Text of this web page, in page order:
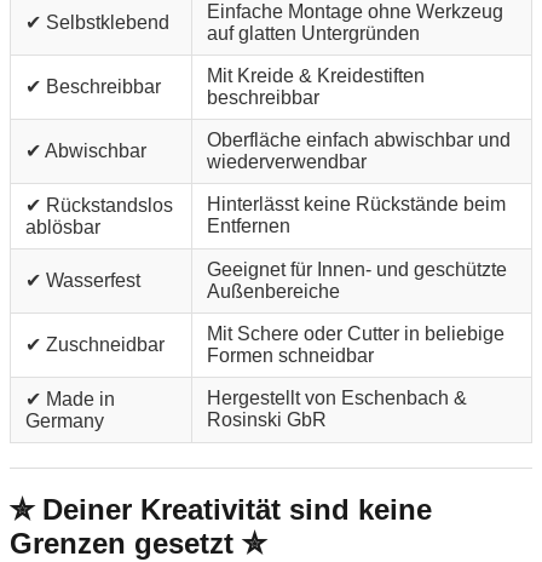
✔ Selbstklebend
Einfache Montage ohne Werkzeug
auf glatten Untergründen
✔ Beschreibbar
Mit Kreide & Kreidestiften
beschreibbar
✔ Abwischbar
Oberfläche einfach abwischbar und
wiederverwendbar
✔ Rückstandslos
ablösbar
Hinterlässt keine Rückstände beim
Entfernen
✔ Wasserfest
Geeignet für Innen- und geschützte
Außenbereiche
✔ Zuschneidbar
Mit Schere oder Cutter in beliebige
Formen schneidbar
✔ Made in
Germany
Hergestellt von Eschenbach &
Rosinski GbR
✮ Deiner Kreativität sind keine
Grenzen gesetzt ✮